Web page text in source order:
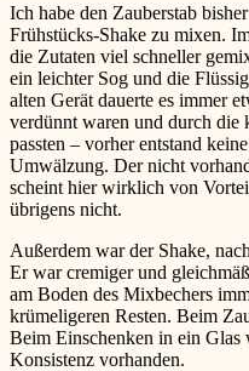
Ich habe den Zauberstab
Frühstücks-Shake zu mixen.
die Zutaten viel schneller
ein leichter Sog und die
alten Gerät dauerte es immer
verdünnt waren und durch die
passten – vorher entstand
Umwälzung. Der nicht
scheint hier wirklich von
übrigens nicht.
Außerdem war der Shake,
Er war cremiger und
am Boden des Mixbechers
krümeligeren Resten. Beim
Beim Einschenken in ein Glas
Konsistenz vorhanden.